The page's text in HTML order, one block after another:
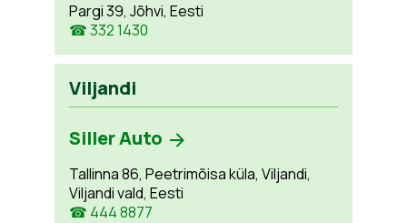
Pargi 39, Jõhvi, Eesti
☎ 332 1430
Viljandi
Siller Auto
Tallinna 86, Peetrimõisa küla, Viljandi,
Viljandi vald, Eesti
☎ 444 8877